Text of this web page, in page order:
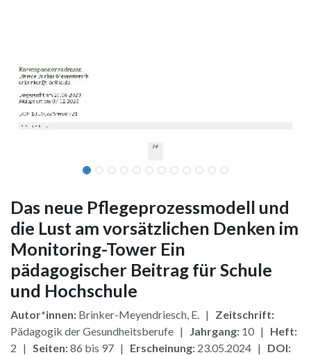
Das neue Pflegeprozessmodell und
die Lust am vorsätzlichen Denken im
Monitoring-Tower Ein
pädagogischer Beitrag für Schule
und Hochschule
Autor*innen: Brinker-Meyendriesch, E. | Zeitschrift:
Pädagogik der Gesundheitsberufe |
Jahrgang: 10 | Heft:
2 | Seiten:86 bis 97 | Erscheinung: 23.05.2024 | DOI: